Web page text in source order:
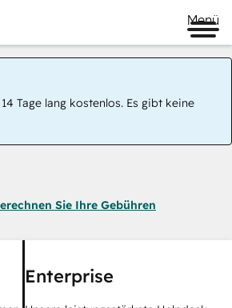
Menü
Tage lang kostenlos. Es gibt keine
Sie Ihre Gebühren
Enterprise